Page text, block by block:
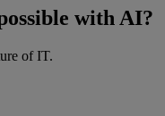
with AI?
of IT.